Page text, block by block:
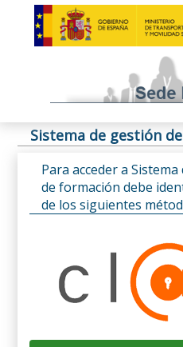
Sistema de gestión
Para acceder a
de formación debe
de los siguientes